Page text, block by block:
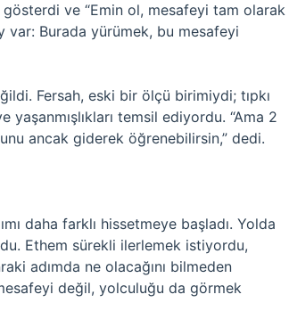
gösterdi ve “Emin ol, mesafeyi tam olarak
Burada yürümek, bu mesafeyi
Fersah, eski bir ölçü birimiydi; tıpkı
temsil ediyordu. “Ama 2
ancak giderek öğrenebilirsin,” dedi.
daha farklı hissetmeye başladı. Yolda
Ethem sürekli ilerlemek istiyordu,
adımda ne olacağını bilmeden
değil, yolculuğu da görmek